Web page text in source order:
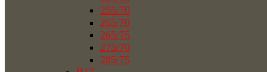
255/70
265/70
265/75
275/70
285/75